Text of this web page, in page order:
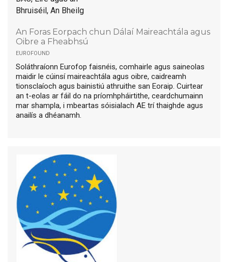
Bhruiséil, An Bheilg
An Foras Eorpach chun Dálaí Maireachtála agus
Oibre a Fheabhsú
eurofound
Soláthraíonn Eurofop faisnéis, comhairle agus saineolas
maidir le cúinsí maireachtála agus oibre, caidreamh
tionsclaíoch agus bainistiú athruithe san Eoraip. Cuirtear
an t-eolas ar fáil do na príomhpháirtithe, ceardchumainn
mar shampla, i mbeartas sóisialach AE trí thaighde agus
anailís a dhéanamh.